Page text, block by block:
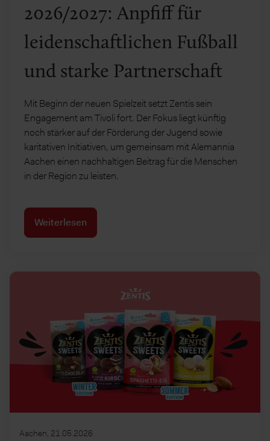
2026/2027: Anpfiff für
leidenschaftlichen Fußball
und starke Partnerschaft
Mit Beginn der neuen Spielzeit setzt Zentis sein
Engagement am Tivoli fort. Der Fokus liegt künftig
noch stärker auf der Förderung der Jugend sowie
karitativen Initiativen, um gemeinsam mit Alemannia
Aachen einen nachhaltigen Beitrag für die Menschen
in der Region zu leisten.
Weiterlesen
Aachen, 21.05.2026